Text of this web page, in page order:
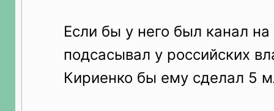
Если бы у него был канал
подсасывал у российских
Кириенко бы ему сделал 5